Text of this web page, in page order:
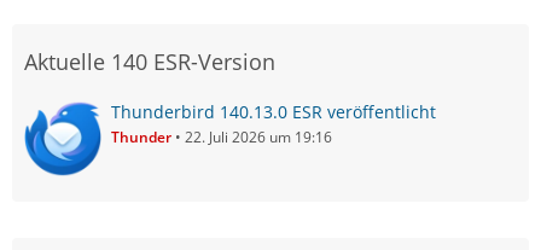
Aktuelle 140 ESR-Version
Thunderbird 140.13.0 ESR veröffentlicht
Thunder 22. Juli 2026 um 19:16